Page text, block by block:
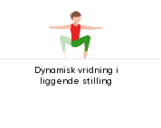
Dynamisk vridning i
liggende stilling